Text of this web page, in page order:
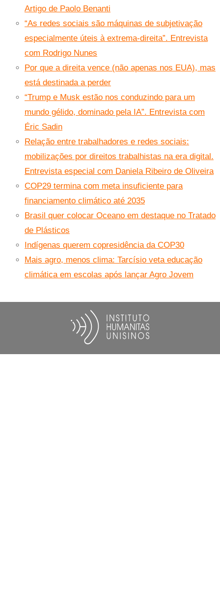
Artigo de Paolo Benanti
“As redes sociais são máquinas de subjetivação
especialmente úteis à extrema-direita”. Entrevista
com Rodrigo Nunes
Por que a direita vence (não apenas nos EUA), mas
está destinada a perder
“Trump e Musk estão nos conduzindo para um
mundo gélido, dominado pela IA”. Entrevista com
Éric Sadin
Relação entre trabalhadores e redes sociais:
mobilizações por direitos trabalhistas na era digital.
Entrevista especial com Daniela Ribeiro de Oliveira
COP29 termina com meta insuficiente para
financiamento climático até 2035
Brasil quer colocar Oceano em destaque no Tratado
de Plásticos
Indígenas querem copresidência da COP30
Mais agro, menos clima: Tarcísio veta educação
climática em escolas após lançar Agro Jovem